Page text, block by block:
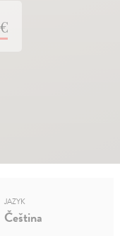
JAZYK
Čeština